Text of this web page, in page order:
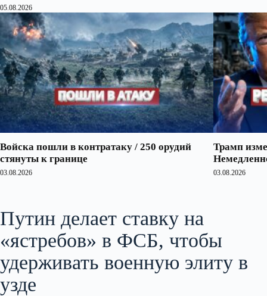
05.08.2026
Войска пошли в контратаку / 250 орудий
стянуты к границе
03.08.2026
Трамп
03.08.2026
Путин делает ставку на
«ястребов» в ФСБ, чтобы
удерживать военную элиту в
узде